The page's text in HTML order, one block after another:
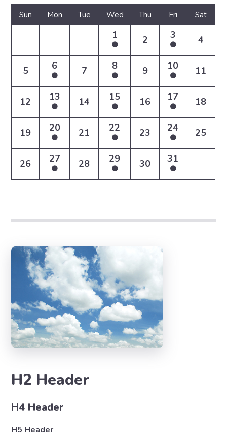
Sun Mon Tue Wed Thu Fri Sat
1 2 3 4
5 6 7 8 9 10 11
12 13 14 15 16 17 18
19 20 21 22 23 24 25
26 27 28 29 30 31
H2 Header
H4 Header
H5 Header